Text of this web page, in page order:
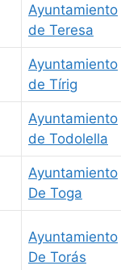
Ayuntamiento
de Teresa
Ayuntamiento
de Tírig
Ayuntamiento
de Todolella
Ayuntamiento
De Toga
Ayuntamiento
De Torás